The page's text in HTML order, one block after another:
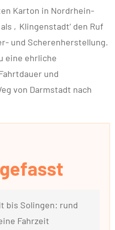
Karton in Nordrhein-
‚Klingenstadt‘ den Ruf
und Scherenherstellung.
eine ehrliche
und
von Darmstadt nach
bis Solingen: rund
Fahrzeit